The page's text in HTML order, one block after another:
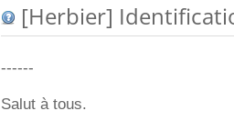
[Herbier]
------
Salut à tous.